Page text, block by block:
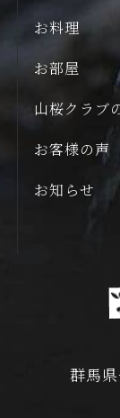
お料理
お部屋
山桜クラブ
お客様の声
お知らせ
群馬